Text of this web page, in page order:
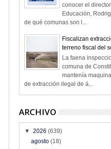
conocer el
Educación,
de qué comunas son l...
Fiscalizan
terreno fiscal del
La faena
comuna de
mantenía
de extracción ilegal de á...
ARCHIVO
▼ 2026 (639)
agosto(18)